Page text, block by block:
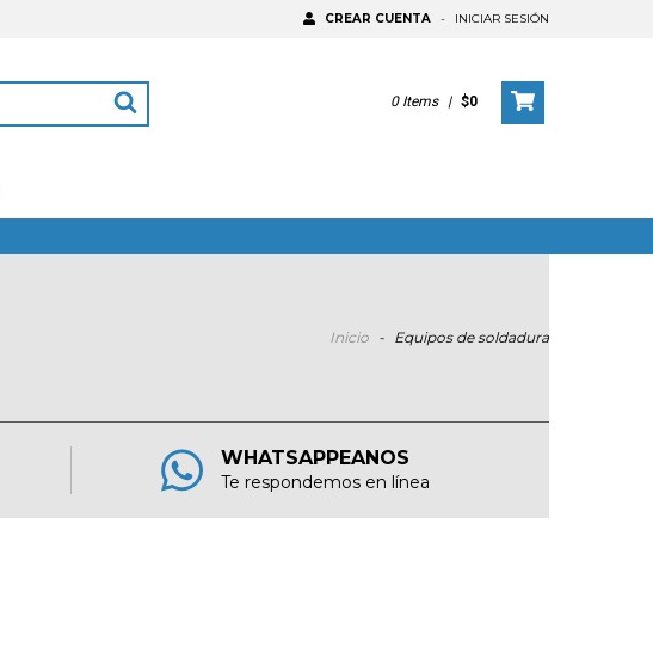
CREAR CUENTA - INICIAR SESIÓN
0 Items | $0
Inicio - Equipos de soldadura
WHATSAPPEANOS
Te respondemos en línea